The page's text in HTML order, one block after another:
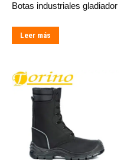
Botas industriales gladiador
Leer más